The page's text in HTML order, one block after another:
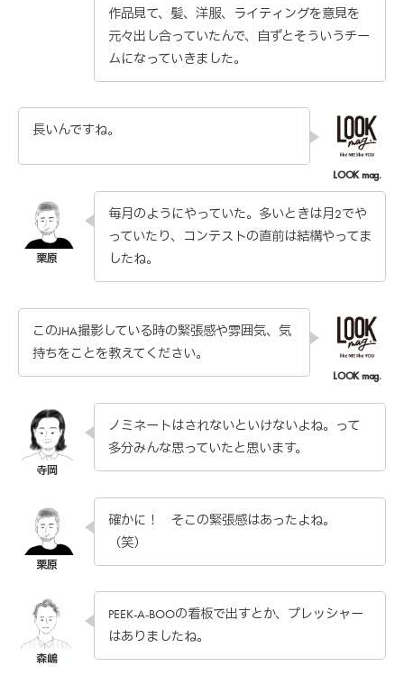
作品見て、髪、洋服、ライティングを意見を
元々出し合っていたんで、自ずとそういうチー
ムになっていきました。
長いんですね。
毎月のようにやっていた。多いときは月2でや
っていたり、コンテストの直前は結構やってま
したね。
このJHA撮影している時の緊張感や雰囲気、気
持ちをことを教えてください。
ノミネートはされないといけないよね。って
多分みんな思っていたと思います。
確かに！ そこの緊張感はあったよね。
（笑）
PEEK-A-BOOの看板で出すとか、プレッシャー
はありましたね。